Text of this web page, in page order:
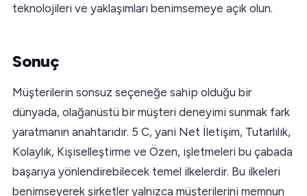
teknolojileri ve yaklaşımları benimsemeye açık olun.
Sonuç
Müşterilerin sonsuz seçeneğe sahip olduğu bir
dünyada, olağanüstü bir müşteri deneyimi sunmak fark
yaratmanın anahtarıdır. 5 C, yani Net İletişim, Tutarlılık,
Kolaylık, Kişiselleştirme ve Özen, işletmeleri bu çabada
başarıya yönlendirebilecek temel ilkelerdir. Bu ilkeleri
benimseyerek şirketler yalnızca müşterilerini memnun